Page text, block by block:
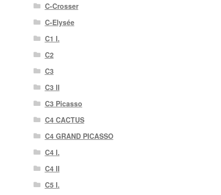
C-Crosser
C-Elysée
C1 I.
C2
C3
C3 II
C3 Picasso
C4 CACTUS
C4 GRAND PICASSO
C4 I.
C4 II
C5 I.